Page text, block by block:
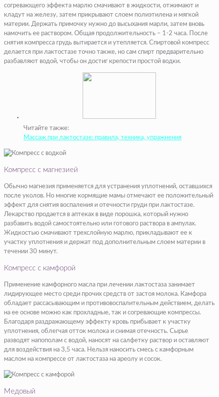
согревающего эффекта марлю смачивают в жидкости, отжимают и
кладут на железу, затем прикрывают слоем полиэтилена и мягкой
материи. Держать примочку нужно до высыхания марли, затем вновь
намочить ее раствором. Общая продолжительность – 1-2 часа. После
снятия компресса грудь вытирается и утепляется. Спиртовой компресс
делается при лактостазе точно также, но сам спирт предварительно
разбавляют водой, чтобы он достиг крепости простой водки.
Читайте также:
Массаж при лактостазе: правила, техника, упражнения
Компресс с магнезией
Обычно магнезия применяется для устранения уплотнений, оставшихся
после уколов. Но многие кормящие мамы отмечают ее положительный
эффект для снятия воспаления и отечности груди при лактостазе.
Лекарство продается в аптеках в виде порошка, который нужно
разбавить водой самостоятельно или готового раствора в ампулах.
Жидкостью смачивают трехслойную марлю, прикладывают ее к
участку уплотнения и держат под дополнительным слоем материи в
течении 30 минут.
Компресс с камфорой
Применение камфорного масла при лечении лактостаза занимает
лидирующее место среди прочих средств от застоя молока. Камфора
обладает рассасывающим и противовоспалительным действием, делать
на ее основе можно как прохладные, так и согревающие компрессы.
Благодаря раздражающему эффекту кровь прибывает к участку
уплотнения, облегчая отток молока и снимая отечность. Сырье
разводят напополам с водой, наносят на салфетку раствор и оставляют
для воздействия на 3,5 часа. Нельзя наносить смесь с камфорным
маслом на компрессе от лактостаза на ареолу и сосок.
Медовый